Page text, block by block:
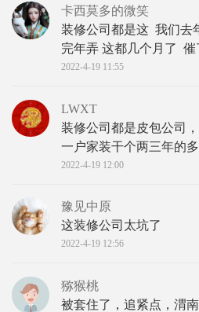
卡西莫多的微笑
装修公司都是这  我们去
完年弄 这都几个月了
2022-4-19 11:55
LWXT
装修公司都是皮包公司
一户家装干个两三年的多
2022-4-19 12:00
豫见中原
这装修公司太坑了
2022-4-19 12:56
猕猴桃
被套住了，追紧点，渭